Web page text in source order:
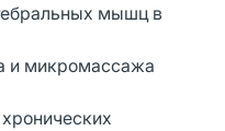
мышц в
и микромассажа